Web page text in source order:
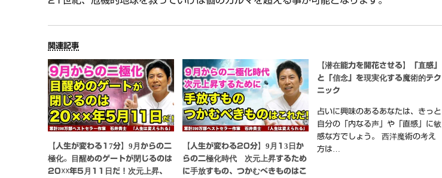
関連記事
【人生が変わる17分】9月からの二
極化。目醒めのゲートが閉じるのは
20☓☓年5月11日だ！次元上昇、
【人生が変わる20分】9月13日か
らの二極化時代 次元上昇するため
に手放すもの、つかむべきものはこ
【潜在能力を開花させる】「直感」
と「信念」を現実化する魔術的テク
ニック
占いに興味のあるあなたは、きっと
自分の「内なる声」や「直感」に敏
感な方でしょう。 西洋魔術の考え
方は…